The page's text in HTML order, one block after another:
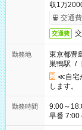
収1万
交通
交通費
勤務地
東京都豊
巣鴨駅 /
≪自宅
します。
勤務時間
9:00～18:00（休憩60
早番 7:00
と休みを